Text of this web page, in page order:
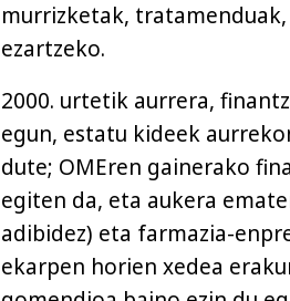
murrizketak,
ezartzeko.
2000. urtetik aurrera,
egun, estatu kideek
dute; OMEren gainerako
egiten da, eta aukera
adibidez) eta farmazia-
ekarpen horien xedea